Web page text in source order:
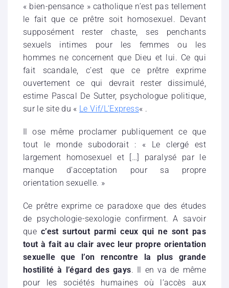
« bien-pensance » catholique n’est pas tellement
le fait que ce prêtre soit homosexuel. Devant
supposément rester chaste, ses penchants
sexuels intimes pour les femmes ou les
hommes ne concernent que Dieu et lui. Ce qui
fait scandale, c’est que ce prêtre exprime
ouvertement ce qui devrait rester dissimulé,
estime Pascal De Sutter, psychologue politique,
sur le site du « Le Vif/L’Express« .
Il ose même proclamer publiquement ce que
tout le monde subodorait : « Le clergé est
largement homosexuel et […] paralysé par le
manque d’acceptation pour sa propre
orientation sexuelle. »
Ce prêtre exprime ce paradoxe que des études
de psychologie-sexologie confirment. A savoir
que c’est surtout parmi ceux qui ne sont pas
tout à fait au clair avec leur propre orientation
sexuelle que l’on rencontre la plus grande
hostilité à l’égard des gays. Il en va de même
pour les sociétés humaines où l’accès aux